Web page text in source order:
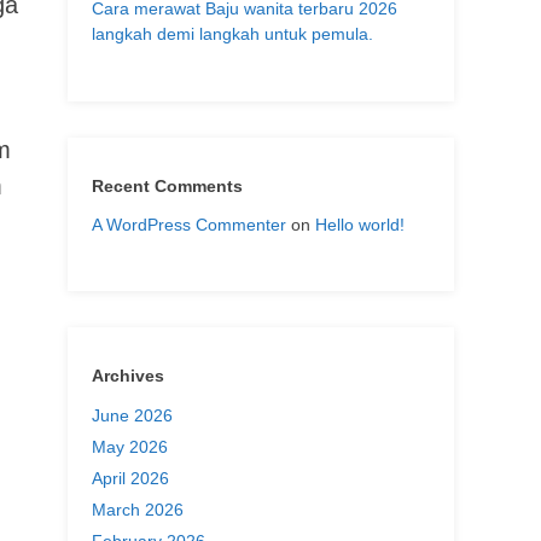
Cara merawat Baju wanita terbaru 2026
langkah demi langkah untuk pemula.
Recent Comments
A WordPress Commenter on Hello world!
Archives
June 2026
May 2026
April 2026
March 2026